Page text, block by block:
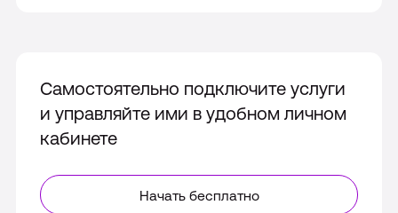
Самостоятельно подключите услуги
и управляйте ими в удобном личном
кабинете
Начать бесплатно